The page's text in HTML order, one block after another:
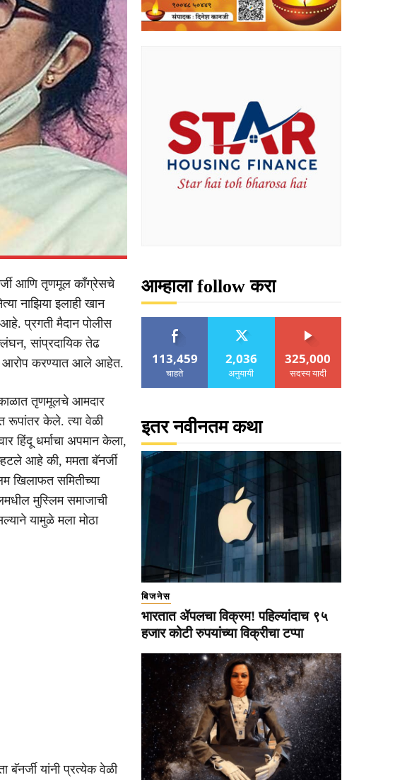
आणि तृणमूल काँग्रेसचे
नाझिया इलाही खान
प्रगती मैदान पोलीस
सांप्रदायिक तेढ
आरोप करण्यात आले आहेत.
काळात तृणमूलचे आमदार
रूपांतर केले. त्या वेळी
हिंदू धर्माचा अपमान केला,
आहे की, ममता बॅनर्जी
खिलाफत समितीच्या
मुस्लिम समाजाची
यामुळे मला मोठा
यांनी प्रत्येक वेळी
आम्हाला follow करा
113,459
चाहते
2,036
अनुयायी
325,000
सदस्य यादी
इतर नवीनतम कथा
बिजनेस
भारतात ॲपलचा विक्रम! पहिल्यांदाच ९५
हजार कोटी रुपयांच्या विक्रीचा टप्पा